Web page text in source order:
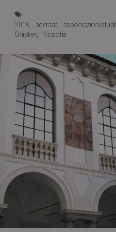
2019 acersat associazioni
Ghislieri
filosofia